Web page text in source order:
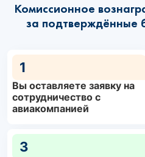
Комиссионное
за подтверждённые
1
Вы оставляете заявку на
сотрудничество с
авиакомпанией
3